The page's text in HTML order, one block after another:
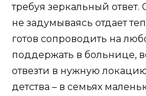
требуя зеркальный
не задумываясь отдает
готов сопроводить на
поддержать в больнице,
отвезти в нужную
детства – в семьях